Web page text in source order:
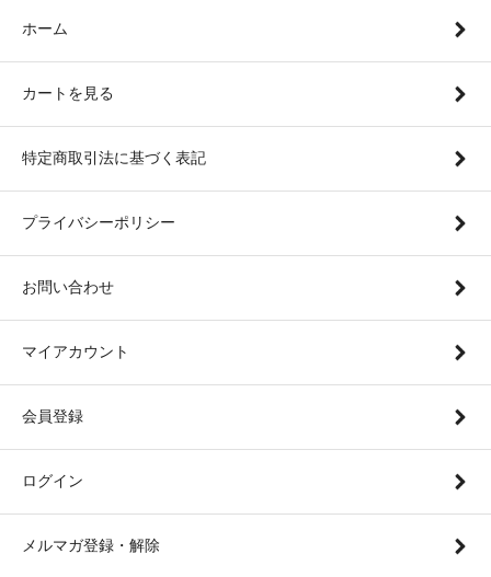
ホーム
カートを見る
特定商取引法に基づく表記
プライバシーポリシー
お問い合わせ
マイアカウント
会員登録
ログイン
メルマガ登録・解除